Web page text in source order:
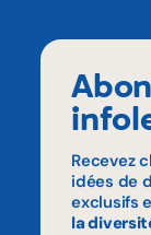
Recevez
idées de
exclusifs
la